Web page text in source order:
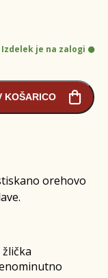
Izdelek je na zalogi
KOŠARICO
orehovo
žlička